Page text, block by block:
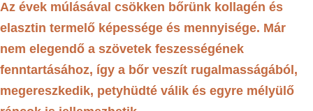
Az évek múlásával csökken bőrünk kollagén és
elasztin termelő képessége és mennyisége. Már
nem elegendő a szövetek feszességének
fenntartásához, így a bőr veszít rugalmasságából,
megereszkedik, petyhüdté válik és egyre mélyülő